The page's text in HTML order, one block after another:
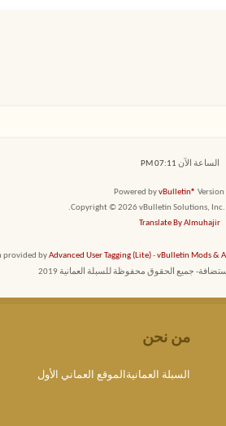
الساعة الآن 07:11 PM
Powered byvBulletin®
Copyright © 2026 vBulletin Solutions, Inc.
Translate By Almuhajir
provided byAdvanced User Tagging (Lite)-vBulletin Mods &
جميع الحقوق محفوظة للسبلة العمانية 2019
من نحن
السبلة العمانيةالموقع العماني الأول